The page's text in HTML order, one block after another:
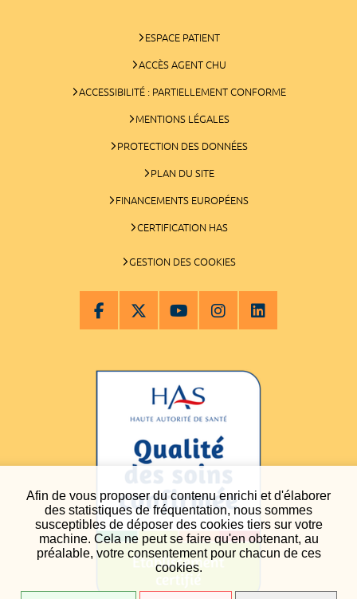
Afin de vous proposer du contenu enrichi et d'élaborer
des statistiques de fréquentation, nous sommes
susceptibles de déposer des cookies tiers sur votre
machine. Cela ne peut se faire qu'en obtenant, au
préalable, votre consentement pour chacun de ces
cookies.
ESPACE PATIENT
ACCÈS AGENT CHU
ACCESSIBILITÉ : PARTIELLEMENT CONFORME
MENTIONS LÉGALES
PROTECTION DES DONNÉES
PLAN DU SITE
FINANCEMENTS EUROPÉENS
CERTIFICATION HAS
GESTION DES COOKIES